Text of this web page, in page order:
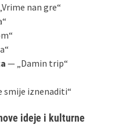
nan gre“
— „Damin trip“
smije iznenaditi“
ideje i kulturne